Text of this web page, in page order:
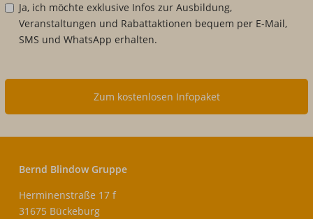
Ja, ich möchte exklusive Infos zur Ausbildung,
Veranstaltungen und Rabattaktionen bequem per E-Mail,
SMS und WhatsApp erhalten.
Zum kostenlosen Infopaket
Bernd Blindow Gruppe
Herminenstraße 17 f
31675 Bückeburg